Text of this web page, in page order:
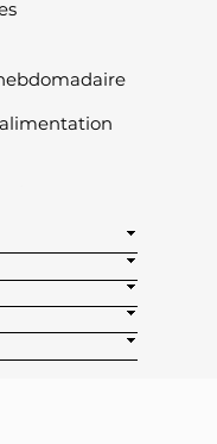
des achats
achats